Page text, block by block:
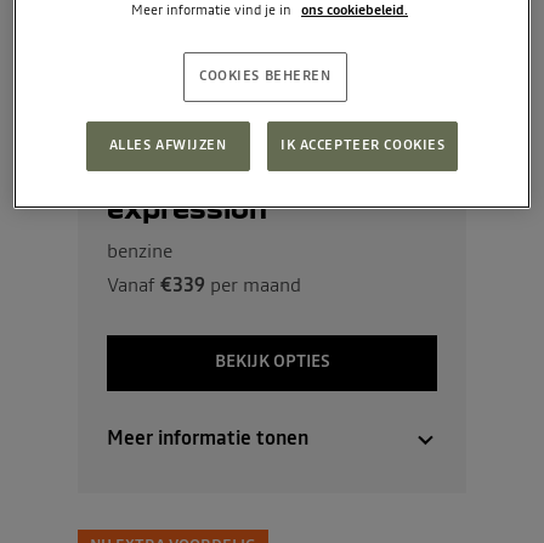
expression
benzine
Vanaf €339 per maand
BEKIJK OPTIES
Meer informatie tonen
Meer informatie vind je in ons cookiebeleid.
COOKIES BEHEREN
ALLES AFWIJZEN IK ACCEPTEER COOKIES